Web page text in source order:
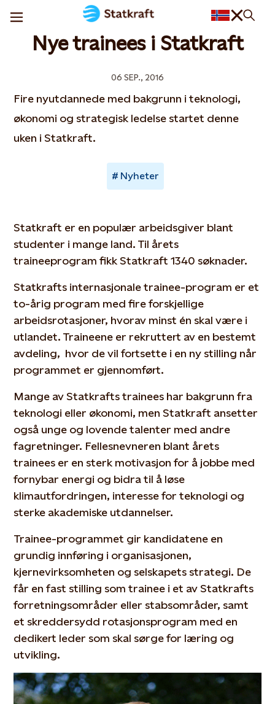
Nye trainees i Statkraft
06 SEP., 2016
Fire nyutdannede med bakgrunn i teknologi,
økonomi og strategisk ledelse startet denne
uken i Statkraft.
Nyheter
Statkraft er en populær arbeidsgiver blant
studenter i mange land. Til årets
traineeprogram fikk Statkraft 1340 søknader.
Statkrafts internasjonale trainee-program er et
to-årig program med fire forskjellige
arbeidsrotasjoner, hvorav minst én skal være i
utlandet. Traineene er rekruttert av en bestemt
avdeling, hvor de vil fortsette i en ny stilling når
programmet er gjennomført.
Mange av Statkrafts trainees har bakgrunn fra
teknologi eller økonomi, men Statkraft ansetter
også unge og lovende talenter med andre
fagretninger. Fellesnevneren blant årets
trainees er en sterk motivasjon for å jobbe med
fornybar energi og bidra til å løse
klimautfordringen, interesse for teknologi og
sterke akademiske utdannelser.
Trainee-programmet gir kandidatene en
grundig innføring i organisasjonen,
kjernevirksomheten og selskapets strategi. De
får en fast stilling som trainee i et av Statkrafts
forretningsområder eller stabsområder, samt
et skreddersydd rotasjonsprogram med en
dedikert leder som skal sørge for læring og
utvikling.